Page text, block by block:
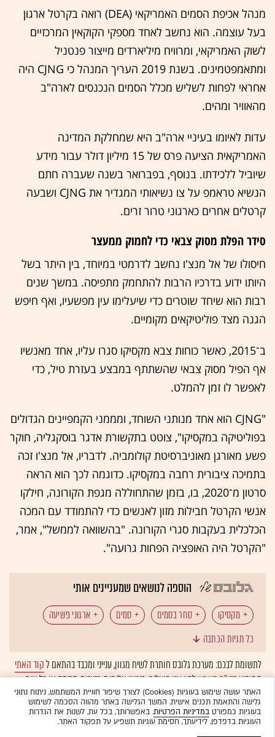
מנהל אכיפת הסמים האמריקאי (DEA) רואה בקרטל ארגון
בעל עוצמה. הוא נחשב לאחד מספקי הקוקאין המרכזיים
לשוק האמריקאי, ומרוויח מיליארדים מייצור פנטניל
ומתאמפטמינים. בשנת 2019 העריך המנהל כי CJNG היה
אחראי לפחות לשליש מכלל הסמים הנכנסים לארה"ב
מהאוויר ומהים.
עדות לאיומו בעיניי ארה"ב היא שמחלקת המדינה
האמריקאית הציעה פרס של 15 מיליון דולר עבור מידע
שיוביל ללכידתו. בנוסף, בפברואר בשנה שעברה חתם
הנשיא טראמפ על צו נשיאותי המגדיר את CJNG ושבעה
קרטלים אחרים כארגוני טרור זרים.
סידר הפלת מסוק צבאי כדי לחמוק ממעצר
חיסולו של אל מנצ'ו נחשב לדרמטי במיוחד, בין היתר בשל
היותו ידוע בדרכיו הרבות להתחמק מתפיסה. במשך שנים
רבות הוא שיחד שוטרים כדי שיעלימו עין מפשעיו, ואף חיפש
הגנה מצד פוליטיקאים מקומיים.
ב־2015, כאשר כוחות צבא מקסיקו סגרו עליו, אחד מאנשיו
אף הפיל מסוק צבאי שהשתתף במבצע בעזרת טיל, כדי
לאפשר לו זמן להמלט.
"CJNG הוא אחד מנותני השוחד, ומממני הקמפיינים הגדולים
בפוליטיקה במקסיקו", צוטט בתקשורת אדגר בוסקגליה, חוקר
פשע מאורגן מאוניברסיטת קולומביה. לדבריו, אל מנצ'ו זכה
בתמיכה ציבורית רחבה במקסיקו. כדוגמה לכך הוא הראה
סרטון מ־2020, בו, בזמן שהתחוללה מגפת הקורונה, חילקו
אנשי הקרטל חבילות מזון לאנשים כדי להתמודד עם המכה
הכלכלית בעקבות סגרי הקורונה. "בהשוואה לממשל", אמר,
"הקרטל היה האופציה הפחות גרועה".
הוספה לנושאים שמעניינים אותי
מקסיקו סחר בסמים סמים ארגוני פשיעה
כל תגיות הכתבה
לתשומת לבכם: מערכת גלובס חותרת לשיח מגוון, ענייני ומכבד בהתאם לקוד האתי
המופיעבדו"ח האמוןלפיו אנו פועלים. ביטויי אלימות, גזענות, הסתה או כל שיח
בלתי הולם אחר מסוננים בצורהאוטומטיתולא יפורסמו באתר.
האתר עושה שימוש בעוגיות (Cookies) לצורך שיפור חוויית המשתמש, ניתוח נתוני
גלישה והתאמת תכנים אישית. המשך הגלישה באתר מהווה הסכמה לשימוש
בעוגיות כמפורטבמדיניות הפרטיות. באפשרותך, בכל עת, לשנות את הגדרות
העוגיות בדפדפן. לידיעתך, חסימת עוגיות תשפיע על תפקוד האתר.